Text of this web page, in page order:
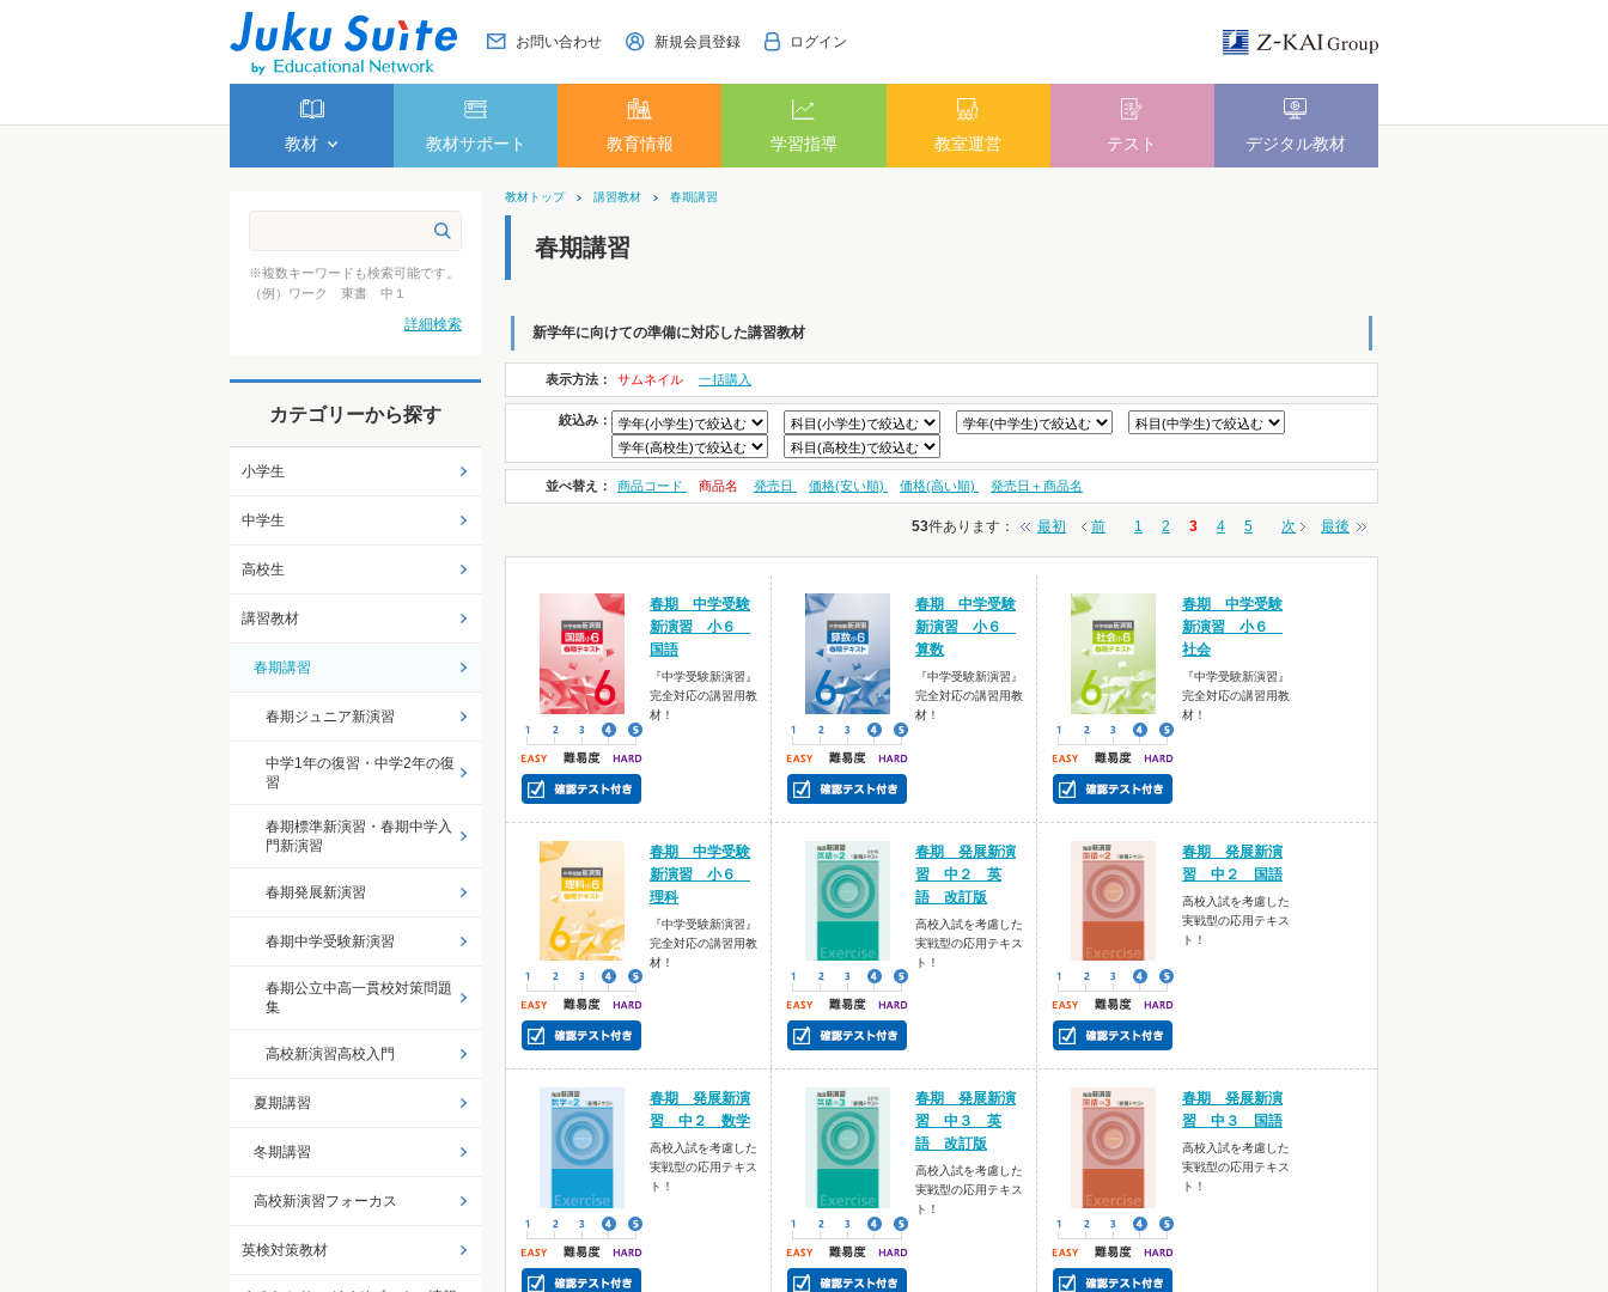
お問い合わせ 新規会員登録 ログイン
教材 教材サポート 教育情報 学習指導 教室運営 テスト デジタル教材
教材トップ 講習教材 春期講習
春期講習
新学年に向けての準備に対応した講習教材
表示方法： サムネイル 一括購入
絞込み：
並べ替え： 商品コード 商品名 発売日 価格(安い順) 価格(高い順) 発売日＋商品名
53件あります ： 最初 前 1 2 3 4 5 次 最後
春期 中学受験
新演習 小６
国語
『中学受験新演習』
完全対応の講習用教
材！
春期 中学受験
新演習 小６
算数
『中学受験新演習』
完全対応の講習用教
材！
春期 中学受験
新演習 小６
社会
『中学受験新演習』
完全対応の講習用教
材！
春期 中学受験
新演習 小６
理科
『中学受験新演習』
完全対応の講習用教
材！
春期 発展新演
習 中２ 英
語 改訂版
高校入試を考慮した
実戦型の応用テキス
ト！
春期 発展新演
習 中２ 国語
高校入試を考慮した
実戦型の応用テキス
ト！
春期 発展新演
習 中２ 数学
高校入試を考慮した
実戦型の応用テキス
ト！
春期 発展新演
習 中３ 英
語 改訂版
高校入試を考慮した
実戦型の応用テキス
ト！
春期 発展新演
習 中３ 国語
高校入試を考慮した
実戦型の応用テキス
ト！
※複数キーワードも検索可能です。
（例）ワーク 東書 中１
詳細検索
カテゴリーから探す
小学生
中学生
高校生
講習教材
春期講習
春期ジュニア新演習
中学1年の復習・中学2年の復
習
春期標準新演習・春期中学入
門新演習
春期発展新演習
春期中学受験新演習
春期公立中高一貫校対策問題
集
高校新演習高校入門
夏期講習
冬期講習
高校新演習フォーカス
英検対策教材